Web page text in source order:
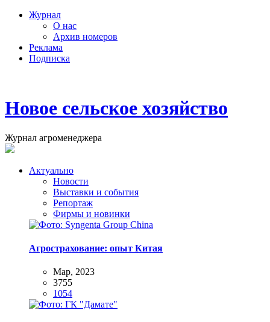
Журнал
О нас
Архив номеров
Реклама
Подписка
Новое сельское хозяйство
Журнал агроменеджера
Актуально
Новости
Выставки и события
Репортаж
Фирмы и новинки
Агрострахование: опыт Китая
Мар, 2023
3755
1054